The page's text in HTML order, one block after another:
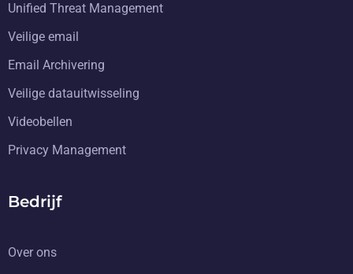
Unified Threat Management
Veilige email
Email Archivering
Veilige datauitwisseling
Videobellen
Privacy Management
Bedrijf
Over ons